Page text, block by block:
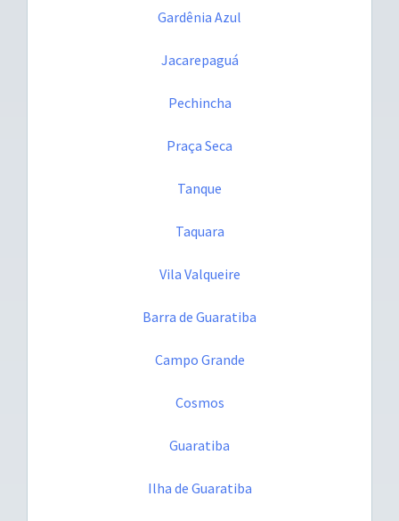
Gardênia Azul
Jacarepaguá
Pechincha
Praça Seca
Tanque
Taquara
Vila Valqueire
Barra de Guaratiba
Campo Grande
Cosmos
Guaratiba
Ilha de Guaratiba